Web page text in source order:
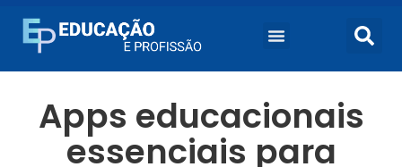
Apps educacionais
essenciais para